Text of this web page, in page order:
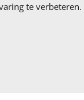
te verbeteren.